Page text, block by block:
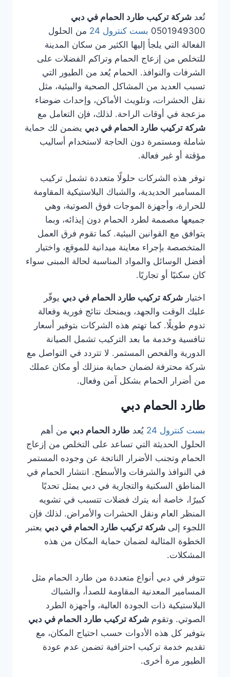
تُعد شركة تركيب طارد الحمام في دبي
0501949300 بست كنترول 24
من الحلول
الفعالة التي يلجأ إليها الكثير من سكان المدينة
للتخلص من إزعاج الحمام وتراكم الفضلات على
الشرفات والنوافذ. الحمام يُعد من الطيور التي
تسبب العديد من المشاكل الصحية والبيئية، مثل
نقل الحشرات، وتلويث الأماكن، وإحداث ضوضاء
مزعجة في أوقات الراحة. لذلك، فإن التعامل مع
شركة تركيب طارد الحمام في دبي يضمن لك حماية
شاملة ومستمرة دون الحاجة لاستخدام أساليب
مؤقتة أو غير فعالة.
توفر هذه الشركات حلولًا متعددة تشمل تركيب
المسامير الحديدية، والشباك البلاستيكية المقاومة
للحرارة، وأجهزة الموجات فوق الصوتية، وهي
جميعها مصممة لطرد الحمام دون إيذائه، وبما
يتوافق مع القوانين البيئية. كما تقوم فرق العمل
المتخصصة بإجراء معاينة ميدانية للموقع، واختيار
أفضل الوسائل والمواد المناسبة لحالة المبنى سواء
كان سكنيًا أو تجاريًا.
اختيار شركة تركيب طارد الحمام في دبي يوفّر
عليك الوقت والجهد، ويمنحك نتائج فورية وفعالة
تدوم طويلًا. كما تهتم هذه الشركات بتوفير أسعار
تنافسية وخدمة ما بعد التركيب تشمل الصيانة
الدورية والفحص المستمر. لا تتردد في التواصل مع
شركة محترفة لضمان حماية منزلك أو مكان عملك
من أضرار الحمام بشكل آمن وفعال.
طارد الحمام دبي
بست كنترول 24 يُعد طارد الحمام دبي من أهم
الحلول الحديثة التي تساعد على التخلص من إزعاج
الحمام وتجنب الأضرار الناتجة عن وجوده المستمر
في النوافذ والشرفات والأسطح. انتشار الحمام في
المناطق السكنية والتجارية في دبي يمثل تحديًا
كبيرًا، خاصة أنه يترك فضلات تتسبب في تشويه
المنظر العام ونقل الحشرات والأمراض. لذلك فإن
اللجوء إلى شركة تركيب طارد الحمام في دبي يعتبر
الخطوة المثالية لضمان حماية المكان من هذه
المشكلات.
تتوفر في دبي أنواع متعددة من طارد الحمام مثل
المسامير المعدنية المقاومة للصدأ، والشباك
البلاستيكية ذات الجودة العالية، وأجهزة الطرد
الصوتي. وتقوم شركة تركيب طارد الحمام في دبي
بتوفير كل هذه الأدوات حسب احتياج المكان، مع
تقديم خدمة تركيب احترافية تضمن عدم عودة
الطيور مرة أخرى.